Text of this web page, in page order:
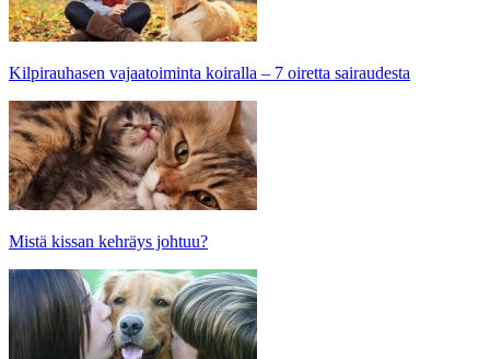
Kilpirauhasen vajaatoiminta koiralla – 7 oiretta sairaudesta
Mistä kissan kehräys johtuu?